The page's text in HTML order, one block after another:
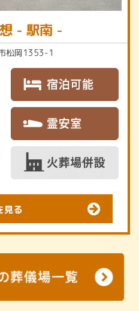
- 駅南 -
松岡1353-1
見る